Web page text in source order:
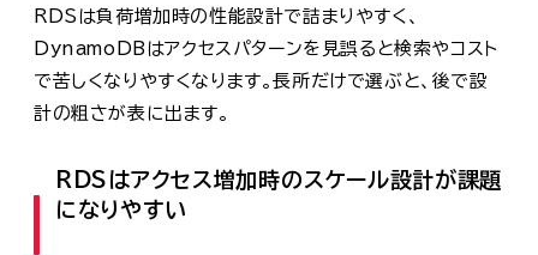
RDSは負荷増加時の性能設計で詰まりやすく、
DynamoDBはアクセスパターンを見誤ると検索やコスト
で苦しくなりやすくなります。長所だけで選ぶと、後で設
計の粗さが表に出ます。
RDSはアクセス増加時のスケール設計が課題
になりやすい